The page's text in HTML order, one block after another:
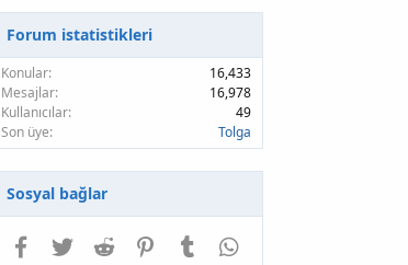
Forum istatistikleri
Konular
16,433
Mesajlar
16,978
Kullanıcılar
49
Son üye
Tolga
Sosyal bağlar
Facebook
TwitterReddit PinterestTumblrWhatsApp